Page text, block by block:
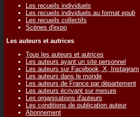
Les recueils individuels
Les recueils individuels au format epub
Les recueils collectifs
Scènes d'expo
Les auteurs et autrices
Tous les auteurs et autrices
Les auteurs ayant un site personnel
Les auteurs sur Facebook, X, Instagram
Les auteurs dans le monde
Les auteurs de France par département
Les auteurs écrivant sur mesure
Les organisations d'auteurs
Les conditions de publication auteur
Abonnement